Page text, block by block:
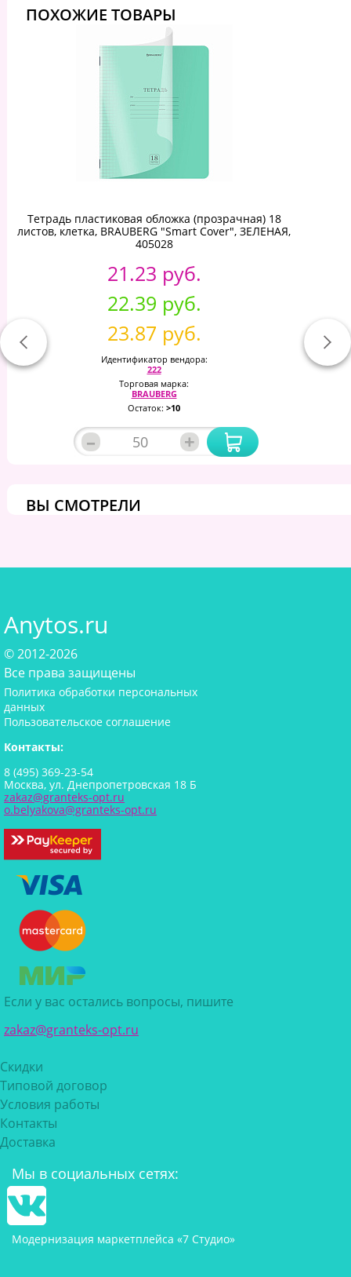
ПОХОЖИЕ ТОВАРЫ
Тетрадь пластиковая обложка (прозрачная) 18
листов, клетка, BRAUBERG "Smart Cover", ЗЕЛЕНАЯ,
405028
21.23 руб.
22.39 руб.
23.87 руб.
Идентификатор вендора:
222
Торговая марка:
BRAUBERG
Остаток: >10
– +
ВЫ СМОТРЕЛИ
Anytos.ru
© 2012-2026
Все права защищены
Политика обработки персональных
данных
Пользовательское соглашение
Контакты:
8 (495) 369-23-54
Москва, ул. Днепропетровская 18 Б
zakaz@granteks-opt.ru
o.belyakova@granteks-opt.ru
Если у вас остались вопросы, пишите
zakaz@granteks-opt.ru
Скидки
Типовой договор
Условия работы
Контакты
Доставка
Мы в социальных сетях:
Модернизация маркетплейса «7 Студио»